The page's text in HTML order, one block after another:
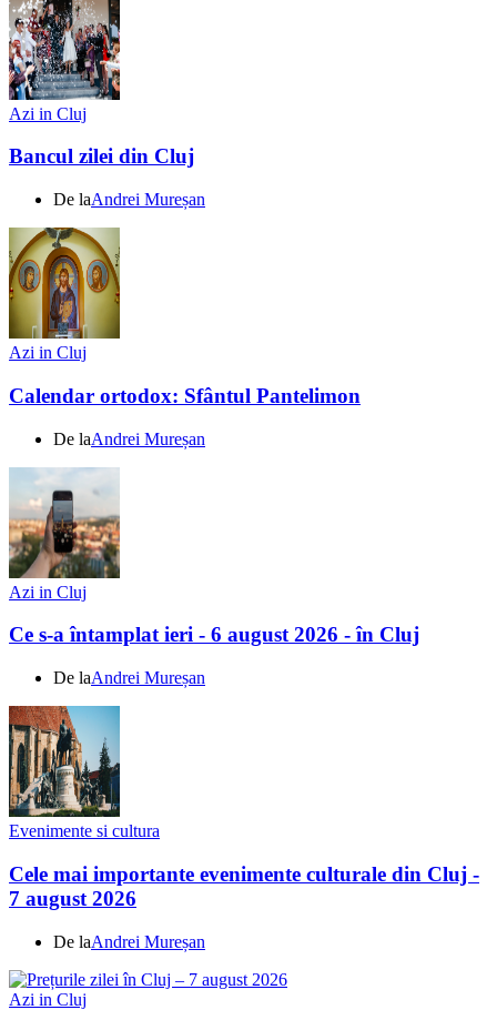
Azi in Cluj
Bancul zilei din Cluj
De laAndrei Mureșan
Azi in Cluj
Calendar ortodox: Sfântul Pantelimon
De laAndrei Mureșan
Azi in Cluj
Ce s-a întamplat ieri - 6 august 2026 - în Cluj
De laAndrei Mureșan
Evenimente si cultura
Cele mai importante evenimente culturale din Cluj -
7 august 2026
De laAndrei Mureșan
Azi in Cluj